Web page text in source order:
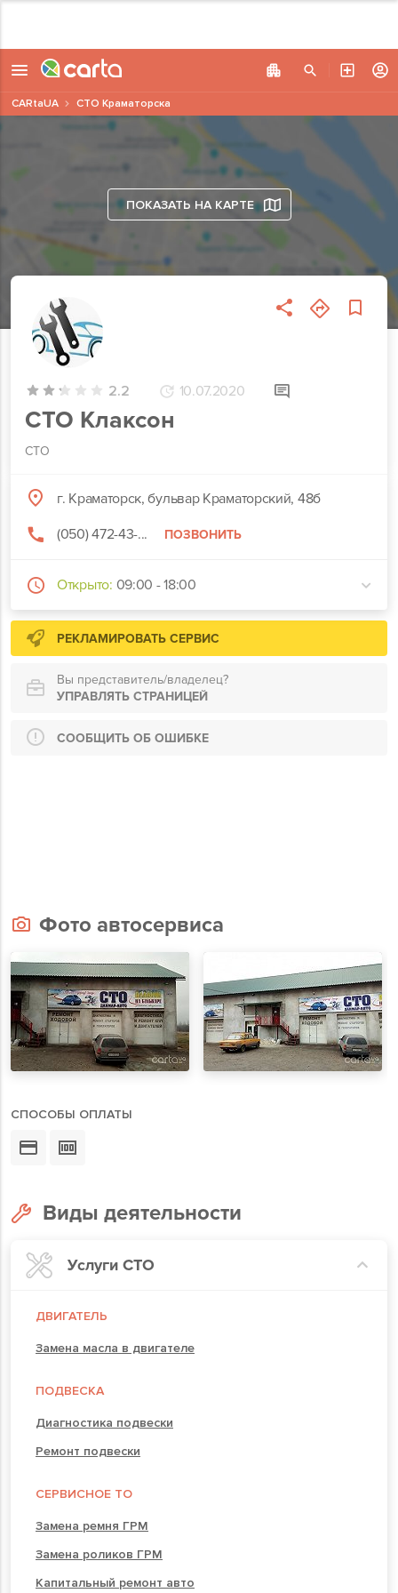
ПОКАЗАТЬ НА КАРТЕ
2.2 10.07.2020
СТО Клаксон
СТО
г. Краматорск, бульвар Краматорский, 48б
(050) 472-43-...
ПОЗВОНИТЬ
Открыто: 09:00 - 18:00
РЕКЛАМИРОВАТЬ СЕРВИС
Вы представитель/владелец?
УПРАВЛЯТЬ СТРАНИЦЕЙ
СООБЩИТЬ ОБ ОШИБКЕ
CARtaUA СТО Краматорска
Фото автосервиса
СПОСОБЫ ОПЛАТЫ
Виды деятельности
Услуги СТО
ДВИГАТЕЛЬ
Замена масла в двигателе
ПОДВЕСКА
Диагностика подвески
Ремонт подвески
СЕРВИСНОЕ ТО
Замена ремня ГРМ
Замена роликов ГРМ
Капитальный ремонт авто